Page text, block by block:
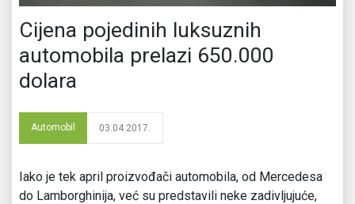
Cijena pojedinih luksuznih
automobila prelazi 650.000
dolara
Automobil 03.04.2017.
Iako je tek april proizvođači automobila, od Mercedesa
do Lamborghinija, već su predstavili neke zadivljujuće,